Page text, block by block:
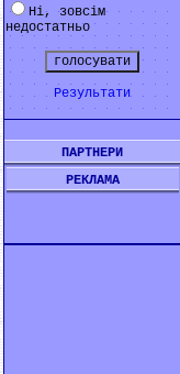
Ні, зовсім
недостатньо
Результати
ПАРТНЕРИ
РЕКЛАМА